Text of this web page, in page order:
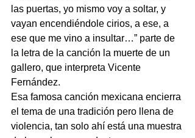
las puertas, yo mismo voy a soltar, y
vayan encendiéndole cirios, a ese, a
ese que me vino a insultar…” parte de
la letra de la canción la muerte de un
gallero, que interpreta Vicente
Fernández.
Esa famosa canción mexicana encierra
el tema de una tradición pero llena de
violencia, tan solo ahí está una muestra